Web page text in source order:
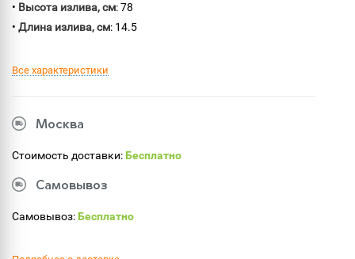
• Высота излива, см: 78
• Длина излива, см: 14.5
Все характеристики
Москва
Стоимость доставки:Бесплатно
Самовывоз
Самовывоз:Бесплатно